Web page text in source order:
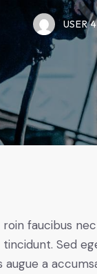
USER 4
roin faucibus
tincidunt. Sed
augue a